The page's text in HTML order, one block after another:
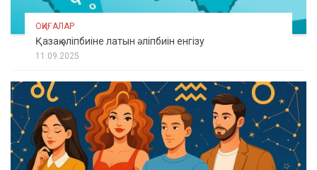
ОҚИҒАЛАР
Қазақ әліпбиіне латын әліпбиін енгізу
11.09.2025